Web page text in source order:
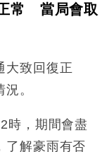
派息比率目標維持
儲市場 加快海外
21億翻新香港及
常 當局會取
大致回復正
。
時，期間會盡
了解豪雨有否